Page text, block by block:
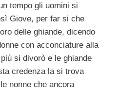
tempo gli uomini si
Giove, per far si che
delle ghiande, dicendo
con acconciature alla
si divorò e le ghiande
credenza la si trova
nonne che ancora